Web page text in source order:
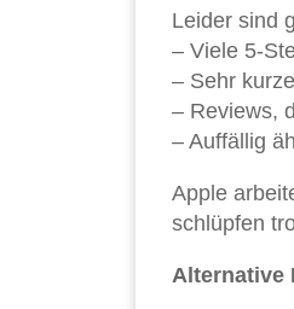
Leider sind
– Viele 5-
– Sehr
– Reviews,
– Auffällig
Apple
schlüpfen
Alternative